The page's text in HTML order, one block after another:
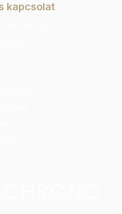
kapcsolat